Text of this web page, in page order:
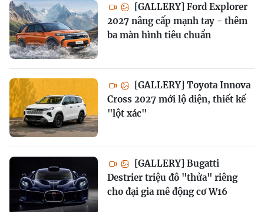
[GALLERY] Ford Explorer
2027 nâng cấp mạnh tay - thêm
ba màn hình tiêu chuẩn
[GALLERY] Toyota Innova
Cross 2027 mới lộ diện, thiết kế
"lột xác"
[GALLERY] Bugatti
Destrier triệu đô "thửa" riêng
cho đại gia mê động cơ W16